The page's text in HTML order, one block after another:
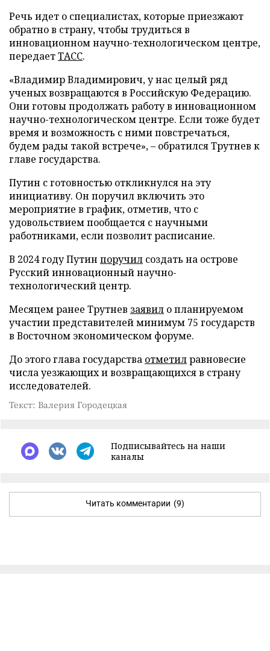
Речь идет о специалистах, которые приезжают
обратно в страну, чтобы трудиться в
инновационном научно-технологическом центре,
передаетТАСС.
«Владимир Владимирович, у нас целый ряд
ученых возвращаются в Российскую Федерацию.
Они готовы продолжать работу в инновационном
научно-технологическом центре. Если тоже будет
время и возможность с ними повстречаться,
будем рады такой встрече», – обратился Трутнев к
главе государства.
Путин с готовностью откликнулся на эту
инициативу. Он поручил включить это
мероприятие в график, отметив, что с
удовольствием пообщается с научными
работниками, если позволит расписание.
В 2024 году Путин поручил создать на острове
Русский инновационный научно-
технологический центр.
Месяцем ранее Трутнев заявил о планируемом
участии представителей минимум 75 государств
в Восточном экономическом форуме.
До этого глава государства отметилравновесие
числа уезжающих и возвращающихся в страну
исследователей.
Текст: Валерия Городецкая
Подписывайтесь на наши
каналы
Читать комментарии (9)